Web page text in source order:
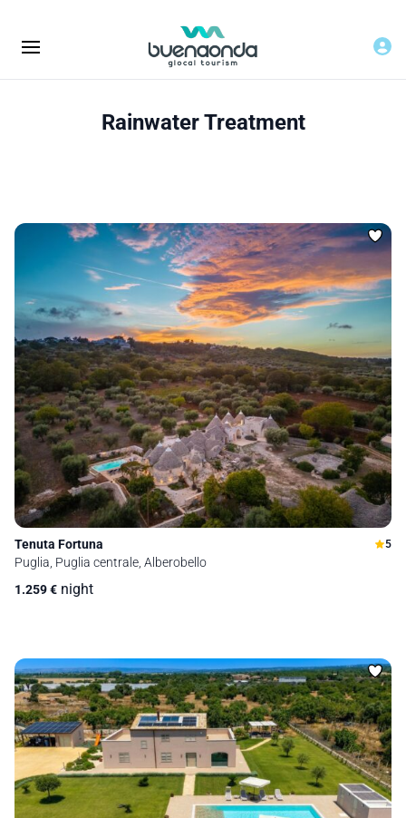
Rainwater Treatment
Tenuta Fortuna 5
Puglia, Puglia centrale, Alberobello
1.259€ night